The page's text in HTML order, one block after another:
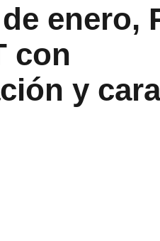
enero,
con
y